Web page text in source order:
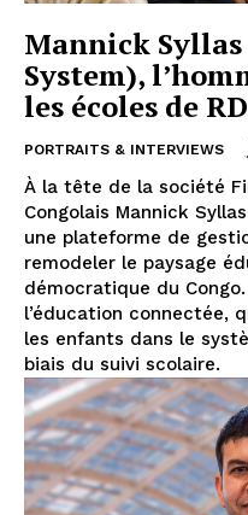
Mannick
System),
les écoles de
PORTRAITS & INTERVIEWS
À la tête de la société
Congolais Mannick
une plateforme de
remodeler le paysage
démocratique du
l’éducation connectée,
les enfants dans le
biais du suivi scolaire.